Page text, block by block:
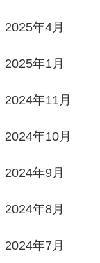
2025年4月
2025年1月
2024年11月
2024年10月
2024年9月
2024年8月
2024年7月